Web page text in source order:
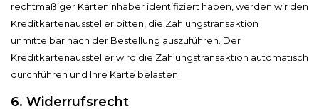
rechtmäßiger Karteninhaber identifiziert haben, werden wir den
Kreditkartenaussteller bitten, die Zahlungstransaktion
unmittelbar nach der Bestellung auszuführen. Der
Kreditkartenaussteller wird die Zahlungstransaktion automatisch
durchführen und Ihre Karte belasten.
6. Widerrufsrecht